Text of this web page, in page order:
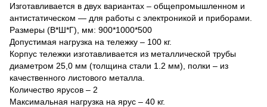
Изготавливается в двух вариантах – общепромышленном и
антистатическом — для работы с электроникой и приборами.
Размеры (В*Ш*Г), мм: 900*1000*500
Допустимая нагрузка на тележку – 100 кг.
Корпус тележки изготавливается из металлической трубы
диаметром 25,0 мм (толщина стали 1.2 мм), полки – из
качественного листового металла.
Количество ярусов – 2
Максимальная нагрузка на ярус – 40 кг.